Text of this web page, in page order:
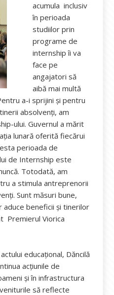
acumula inclusiv
în perioada
studiilor prin
programe de
internship îi va
face pe
angajatori să
aibă mai multă
a-i sprijini și pentru
absolvenți, am
ului. Guvernul a mărit
lunară oferită fiecărui
perioada de
de Internship este
Totodată, am
a stimula antreprenorii
Sunt măsuri bune,
aduce beneficii și tinerilor
Premierul Viorica
educațional, Dăncilă
acțiunile de
și în infrastructura
să reflecte